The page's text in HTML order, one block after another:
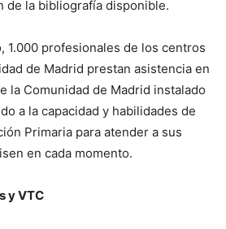
de la bibliografía disponible.
1.000 profesionales de los centros
de Madrid prestan asistencia en
la Comunidad de Madrid instalado
a la capacidad y habilidades de
Primaria para atender a sus
en cada momento.
y VTC